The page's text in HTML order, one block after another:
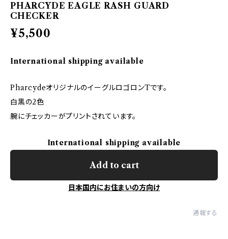
PHARCYDE EAGLE RASH GUARD
CHECKER
¥5,500
International shipping available
PharcydeオリジナルのイーグルロゴロンTです。
白黒の2色
腕にチェッカーがプリントされています。
International shipping available
Add to cart
日本国内にお住まいの方向け
通報する